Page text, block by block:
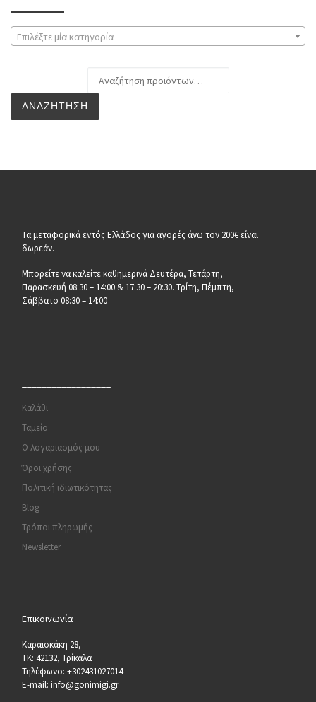
Επιλέξτε μία κατηγορία
ΑΝΑΖΉΤΗΣΗ
Τα μεταφορικά εντός Ελλάδος για αγορές άνω τον 200€ είναι
δωρεάν.
Μπορείτε να καλείτε καθημερινά Δευτέρα, Τετάρτη,
Παρασκευή 08:30 – 14:00 & 17:30 – 20:30. Τρίτη, Πέμπτη,
Σάββατο 08:30 – 14:00
Καλάθι
Ταμείο
Ο λογαριασμός μου
Όροι χρήσης
Πολιτική ιδιωτικότητας
Blog
Τρόποι πληρωμής
Newsletter
Επικοινωνία
Καραισκάκη 28,
ΤΚ: 42132, Τρίκαλα
Τηλέφωνο: +302431027014
E-mail: info@gonimigi.gr